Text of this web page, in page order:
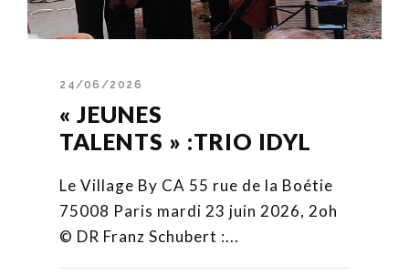
24/06/2026
« JEUNES
TALENTS » :TRIO IDYL
Le Village By CA 55 rue de la Boétie
75008 Paris mardi 23 juin 2026, 2oh
© DR Franz Schubert :...